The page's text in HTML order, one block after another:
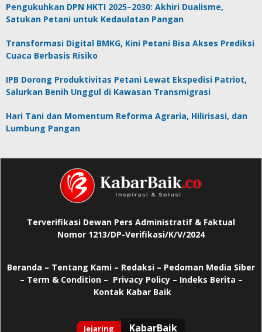
Pengukuhkan DPN HKTI 2025–2030: Akhiri Dualisme,
Satukan Petani untuk Kedaulatan Pangan
Transformasi Digital BMKG, Kini Petani Bisa Akses Prediksi
Cuaca Berbasis Risiko
IPB Dorong Produktivitas Petani Lewat Ekspedisi Patriot,
Salurkan Benih Unggul di Kawasan Transmigrasi
Hari Tani dan Momentum Reforma Agraria, Hilirisasi, dan
Lumbung Pangan
Terverifikasi Dewan Pers Administratif & Faktual
Nomor 1213/DP-Verifikasi/K/V/2024
Beranda – Tentang Kami – Redaksi – Pedoman Media Siber
– Term & Condition – Privacy Policy– Indeks Berita –
Kontak Kabar Baik